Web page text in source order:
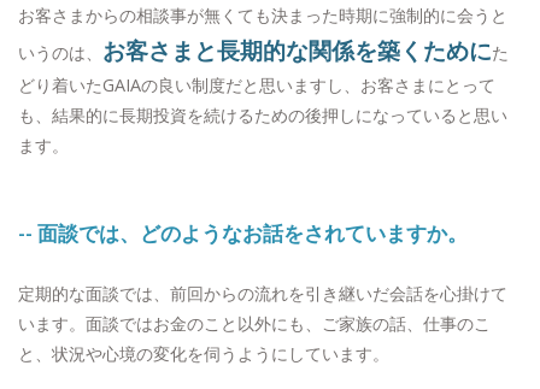
お客さまからの相談事が無くても決まった時期に強制的に会うと
いうのは、 お客さまと長期的な関係を築くためにた
どり着いたGAIAの良い制度だと思いますし、お客さまにとって
も、結果的に長期投資を続けるための後押しになっていると思い
ます。
-- 面談では、どのようなお話をされていますか。
定期的な面談では、前回からの流れを引き継いだ会話を心掛けて
います。面談ではお金のこと以外にも、ご家族の話、仕事のこ
と、状況や心境の変化を伺うようにしています。